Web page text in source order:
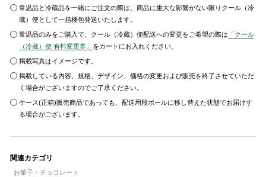
常温品と冷蔵品を一緒にご注文の際は、商品に重大な影響がない限りクール（冷
蔵）便として一括梱包発送いたします。
常温品のみをご購入で、クール（冷蔵）便配送への変更をご希望の際は 「クール
（冷蔵）便 有料変更券」 をカートにお入れください。
掲載写真はイメージです。
掲載している内容、規格、デザイン、価格の変更および販売を終了させていただ
く場合がございますのでご了承ください。
ケース(正箱)販売商品であっても、配送用段ボールに移し替えた状態でお届けす
る場合がございます。
関連カテゴリ
お菓子・チョコレート